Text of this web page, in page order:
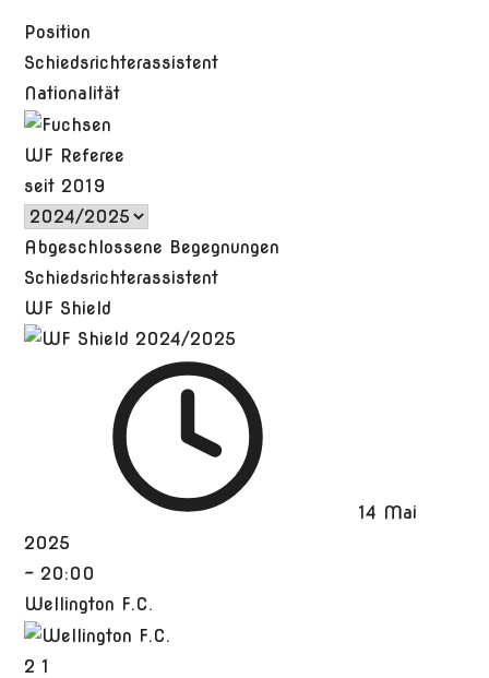
Position
Schiedsrichterassistent
Nationalität
WF Referee
seit 2019
Abgeschlossene Begegnungen
Schiedsrichterassistent
WF Shield
14 Mai
2025
- 20:00
Wellington F.C.
2 1